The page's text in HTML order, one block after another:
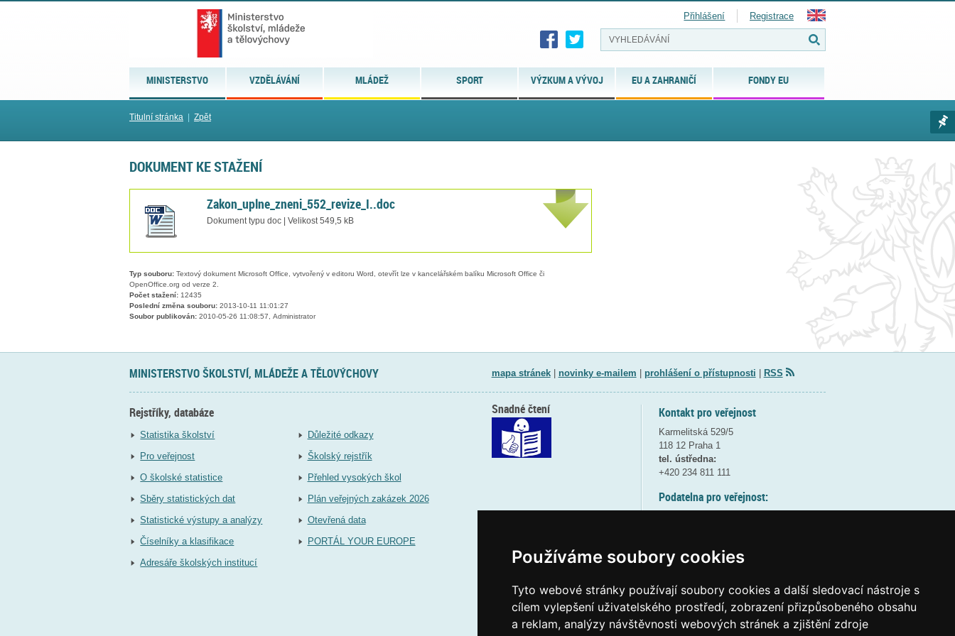
Používáme soubory cookies
Tyto webové stránky používají soubory cookies a další sledovací nástroje s
cílem vylepšení uživatelského prostředí, zobrazení přizpůsobeného obsahu
a reklam, analýzy návštěvnosti webových stránek a zjištění zdroje
MINISTERSTVO VZDĚLÁVÁNÍ MLÁDEŽ SPORT VÝZKUM A VÝVOJ EU A ZAHRANIČÍ FONDY EU
Přihlášení Registrace
Titulní stránka Zpět
DOKUMENT KE STAŽENÍ
Zakon_uplne_zneni_552_revize_I..doc
Dokument typu doc | Velikost 549,5 kB
Typ souboru: Textový dokument Microsoft Office, vytvořený v editoru Word, otevřít lze v kancelářském balíku Microsoft Office či
OpenOffice.org od verze 2.
Počet stažení: 12435
Poslední změna souboru: 2013-10-11 11:01:27
Soubor publikován: 2010-05-26 11:08:57, Administrator
MINISTERSTVO ŠKOLSTVÍ, MLÁDEŽE A TĚLOVÝCHOVY mapa stránek| novinky e-mailem prohlášení o přístupnosti RSS
Rejstříky, databáze
Statistika školství
Pro veřejnost
O školské statistice
Sběry statistických dat
Statistické výstupy a analýzy
Číselníky a klasifikace
Adresáře školských institucí
Důležité odkazy
Školský rejstřík
Přehled vysokých škol
Plán veřejných zakázek 2026
Otevřená data
PORTÁL YOUR EUROPE
Kontakt pro veřejnost
Karmelitská 529/5
118 12 Praha 1
tel. ústředna:
+420 234 811 111
Podatelna pro veřejnost:
(více informací
Elektronická podatelna:
posta@msmtgov cz
Snadné čtení